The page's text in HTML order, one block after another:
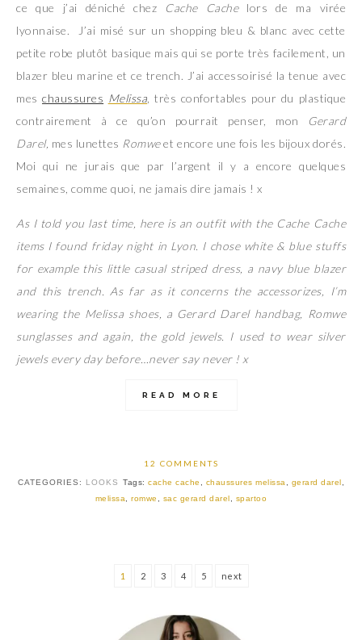
ce que j’ai déniché chez
Cache Cachelors de ma virée
lyonnaise. J’ai misé sur un shopping bleu & blanc avec cette
petite robe plutôt basique mais qui se porte très facilement, un
blazer bleu marine et ce trench. J’ai accessoirisé la tenue avec
meschaussures Melissa , très confortables pour du plastique
contrairement à ce qu’on pourrait penser, mon
Gerard
Darel, mes lunettes Romweet encore une fois les bijoux dorés.
Moi qui ne jurais que par l’argent il y a encore quelques
semaines, comme quoi, ne jamais dire jamais ! x
As I told you last time, here is an outfit with the Cache Cache
items I found friday night in Lyon. I chose white & blue stuffs
for example this little casual striped dress, a navy blue blazer
and this trench. As far as it concerns the accessorizes, I’m
wearing the Melissa shoes, a Gerard Darel handbag, Romwe
sunglasses and again, the gold jewels. I used to wear silver
jewels every day before…never say never ! x
READ MORE
12 COMMENTS
CATEGORIES: LOOKS Tags: cache cache , chaussures melissa, gerard darel ,
melissa,romwe , sac gerard darel , spartoo
1 2 3 4 5 next